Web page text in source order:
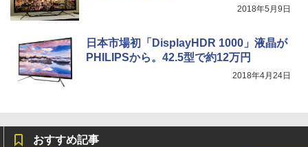
2018年5月9日
日本市場初「DisplayHDR 1000」液晶が
PHILIPSから。42.5型で約12万円
2018年4月24日
おすすめ記事